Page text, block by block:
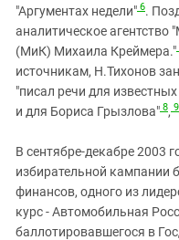
"Аргументах недели" 6.
аналитическое агентство
(МиК) Михаила Креймера."
источникам, Н.Тихонов
"писал речи для
и для Бориса Грызлова" 8, 9
В сентябре-декабре 2003
избирательной кампании
финансов, одного из
курс - Автомобильная
баллотировавшегося в